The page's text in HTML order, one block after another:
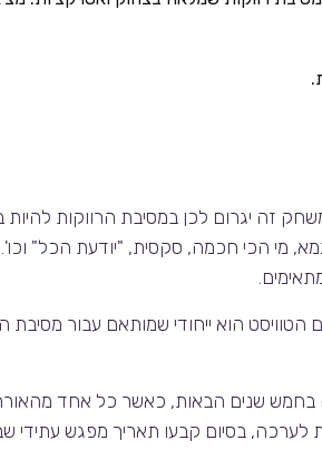
יגרום לכן במסיבת הרווקות להיות
מי הכי חכמה, סקסית, "יודעת הכל" וכו'..
הוא ייחודי שמותאם עבור מסיבת
בחמש שנים הבאות, כאשר כל אחד
בסיום קבעו תאריך מפגש עתידי